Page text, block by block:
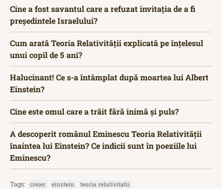
Cine a fost savantul care a refuzat invitația de a fi
președintele Israelului?
Cum arată Teoria Relativității explicată pe înțelesul
unui copil de 5 ani?
Halucinant! Ce s-a întâmplat după moartea lui Albert
Einstein?
Cine este omul care a trăit fără inimă și puls?
A descoperit românul Eminescu Teoria Relativității
înaintea lui Einstein? Ce indicii sunt în poeziile lui
Eminescu?
Tags: creier einstein teoria relativitatii